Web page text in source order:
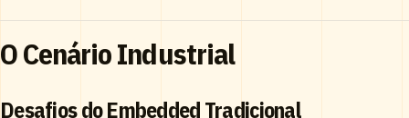
O Cenário Industrial
Desafios do Embedded Tradicional